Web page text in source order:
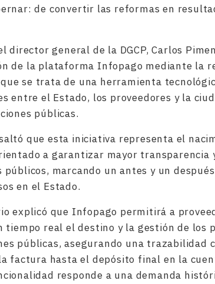
de convertir las reformas en
director general de la DGCP, Carlos
de la plataforma Infopago mediante la
se trata de una herramienta
entre el Estado, los proveedores y la
públicas.
que esta iniciativa representa el
a garantizar mayor transparencia
públicos, marcando un antes y un
en el Estado.
explicó que Infopago permitirá a
tiempo real el destino y la gestión de los
públicas, asegurando una trazabilidad
factura hasta el depósito final en la
responde a una demanda